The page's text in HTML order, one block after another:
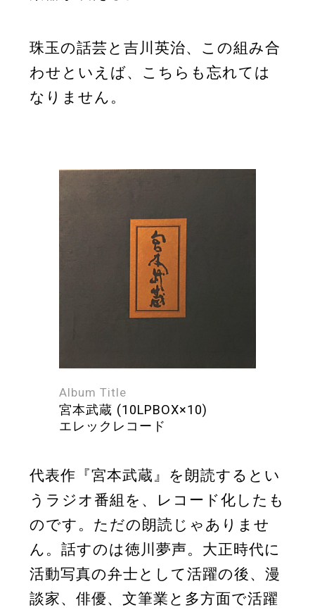
珠玉の話芸と吉川英治、この組み合
わせといえば、こちらも忘れては
なりません。
Album Title
宮本武蔵 (10LPBOX×10)
エレックレコード
代表作『宮本武蔵』を朗読するとい
うラジオ番組を、レコード化したも
のです。ただの朗読じゃありませ
ん。話すのは徳川夢声。大正時代に
活動写真の弁士として活躍の後、漫
談家、俳優、文筆業と多方面で活躍